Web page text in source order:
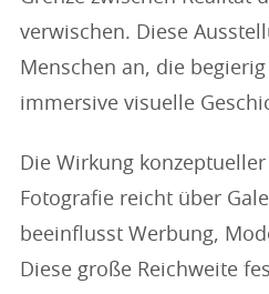
verwischen. Diese
Menschen an, die
immersive visuelle
Die Wirkung
Fotografie reicht über
beeinflusst Werbung,
Diese große Reichweite